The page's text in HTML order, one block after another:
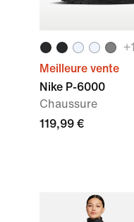
+1
Meilleure vente
Nike P-6000
Chaussure
119,99 €